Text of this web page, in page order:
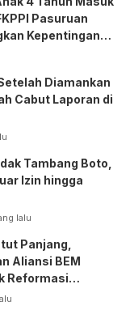
Pasuruan
Kepentingan
Diamankan
Cabut Laporan di
Tambang Boto,
Izin hingga
lalu
Panjang,
Aliansi BEM
Reformasi